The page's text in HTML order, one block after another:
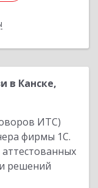
в Канске,
ИТС)
фирмы 1С.
решений